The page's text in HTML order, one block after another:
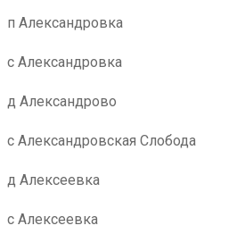
п Александровка
с Александровка
д Александрово
с Александровская Слобода
д Алексеевка
с Алексеевка